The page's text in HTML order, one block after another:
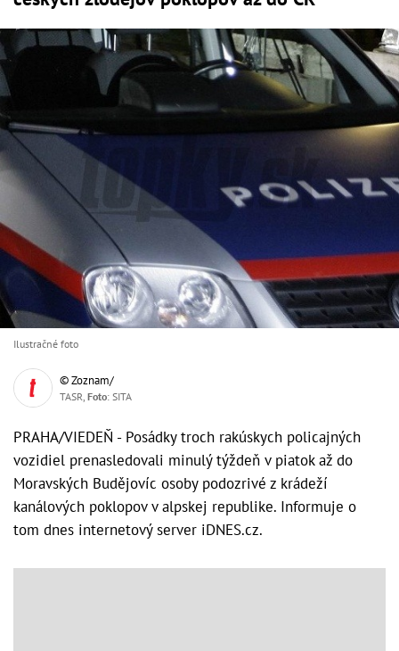
Ilustračné foto
© Zoznam/
TASR, Foto: SITA
PRAHA/VIEDEŇ - Posádky troch rakúskych policajných
vozidiel prenasledovali minulý týždeň v piatok až do
Moravských Budějovíc osoby podozrivé z krádeží
kanálových poklopov v alpskej republike. Informuje o
tom dnes internetový server iDNES.cz.